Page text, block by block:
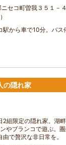
セコ町曽我３５１－
駅から車で10分。バス
の隠れ家
2組限定の隠れ家。湖
やブランコで遊ぶ。
で贅沢な非日常を。